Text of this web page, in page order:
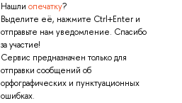
Нашли опечатку?
Выделите её, нажмите Ctrl+Enter и
отправьте нам уведомление. Спасибо
за участие!
Сервис предназначен только для
отправки сообщений об
орфографических и пунктуационных
ошибках.